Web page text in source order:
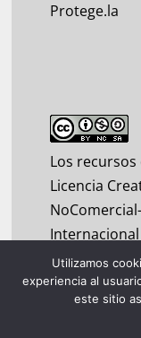
Protege.la
Los recursos
Licencia
Internacional
Utilizamos
experiencia al
este sitio